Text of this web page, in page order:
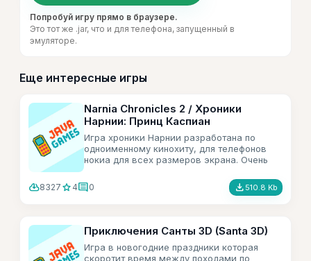
Попробуй игру прямо в браузере.
Это тот же .jar, что и для телефона, запущенный в
эмуляторе.
Еще интересные игры
Narnia Chronicles 2 / Хроники
Нарнии: Принц Каспиан
Игра хроники Нарнии разработана по
одноименному кинохиту, для телефонов
нокиа для всех размеров экрана. Очень
cloud_download8327 star 4comment0 file_download 510.8 Kb
Приключения Санты 3D (Santa 3D)
Игра в новогодние праздники которая
скоротит время между походами по